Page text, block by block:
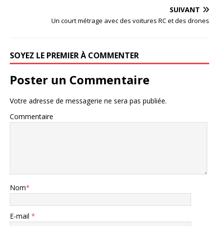
SUIVANT
Un court métrage avec des voitures RC et des drones
SOYEZ LE PREMIER À COMMENTER
Poster un Commentaire
Votre adresse de messagerie ne sera pas publiée.
Commentaire
Nom*
E-mail *